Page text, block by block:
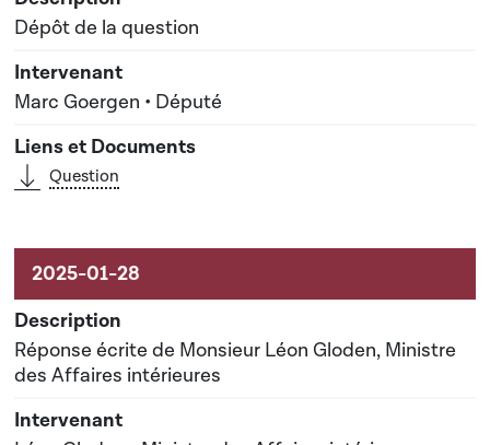
Dépôt de la question
Marc Goergen • Député
Question
Réponse écrite de Monsieur Léon Gloden, Ministre
des Affaires intérieures